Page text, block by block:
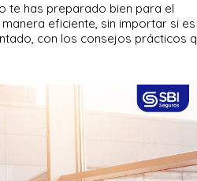
te has preparado bien para el
eficiente, sin importar si es
con los consejos prácticos